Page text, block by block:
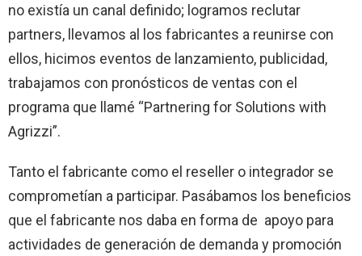
no existía un canal definido; logramos reclutar
partners, llevamos al los fabricantes a reunirse con
ellos, hicimos eventos de lanzamiento, publicidad,
trabajamos con pronósticos de ventas con el
programa que llamé “Partnering for Solutions with
Agrizzi”.
Tanto el fabricante como el reseller o integrador se
comprometían a participar. Pasábamos los beneficios
que el fabricante nos daba en forma de apoyo para
actividades de generación de demanda y promoción